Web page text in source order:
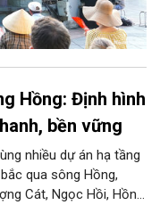
Hồng: Định hình
bền vững
nhiều dự án hạ tầng
qua sông Hồng,
Cát, Ngọc Hồi, Hồng